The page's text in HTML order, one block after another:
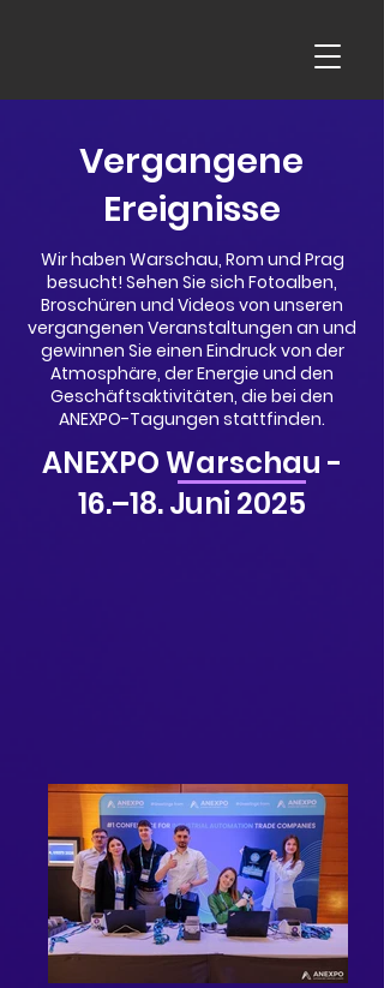
Vergangene
Ereignisse
Wir haben Warschau, Rom und Prag
besucht! Sehen Sie sich Fotoalben,
Broschüren und Videos von unseren
vergangenen Veranstaltungen an und
gewinnen Sie einen Eindruck von der
Atmosphäre, der Energie und den
Geschäftsaktivitäten, die bei den
ANEXPO-Tagungen stattfinden.
ANEXPO Warschau -
16.–18. Juni 2025